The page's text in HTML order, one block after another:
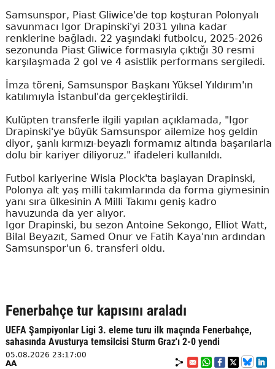
Samsunspor, Piast Gliwice'de top koşturan Polonyalı
savunmacı Igor Drapinski'yi 2031 yılına kadar
renklerine bağladı. 22 yaşındaki futbolcu, 2025-2026
sezonunda Piast Gliwice formasıyla çıktığı 30 resmi
karşılaşmada 2 gol ve 4 asistlik performans sergiledi.
İmza töreni, Samsunspor Başkanı Yüksel Yıldırım'ın
katılımıyla İstanbul'da gerçekleştirildi.
Kulüpten transferle ilgili yapılan açıklamada, "Igor
Drapinski'ye büyük Samsunspor ailemize hoş geldin
diyor, şanlı kırmızı-beyazlı formamız altında başarılarla
dolu bir kariyer diliyoruz." ifadeleri kullanıldı.
Futbol kariyerine Wisla Plock'ta başlayan Drapinski,
Polonya alt yaş milli takımlarında da forma giymesinin
yanı sıra ülkesinin A Milli Takımı geniş kadro
havuzunda da yer alıyor.
Igor Drapinski, bu sezon Antoine Sekongo, Elliot Watt,
Bilal Beyazıt, Samed Onur ve Fatih Kaya'nın ardından
Samsunspor'un 6. transferi oldu.
Fenerbahçe tur kapısını araladı
UEFA Şampiyonlar Ligi 3. eleme turu ilk maçında Fenerbahçe,
sahasında Avusturya temsilcisi Sturm Graz'ı 2-0 yendi
05.08.2026 23:17:00
AA